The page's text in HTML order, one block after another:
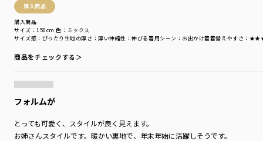
購入商品
購入商品
サイズ感 ：ぴったり 生地の厚さ ：厚い伸縮性 ：伸びる着用シーン ：お出かけ着着替えやすさ ：
サイズ：150cm 色：ミックス
商品をチェックする＞
フォルムが
とっても可愛く、スタイルが良く見えます。
お姉さんスタイルです。暖かい裏地で、年末年始に活躍しそうです。